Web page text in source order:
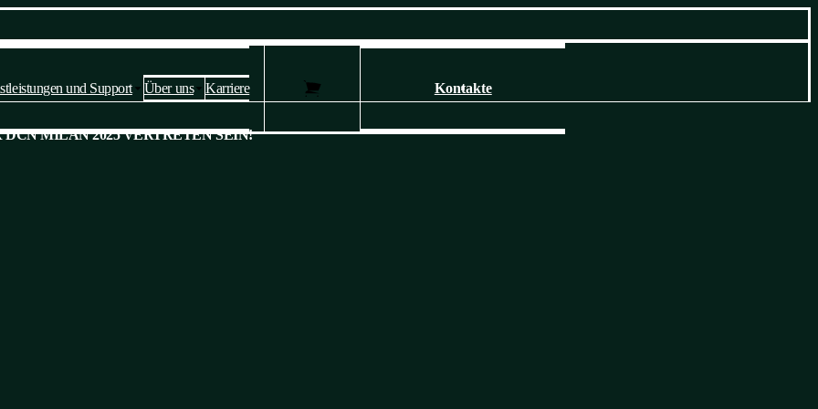
und Support Über uns Karriere Kontakte
MILAN 2025 VERTRETEN SEIN!
Datenschutzeinstellungen und
Cookies 🍪